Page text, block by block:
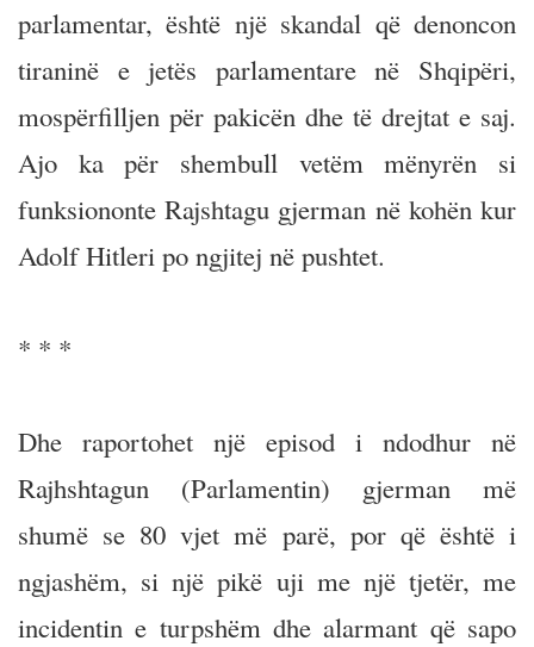
parlamentar, është një skandal që denoncon
tiraninë e jetës parlamentare në Shqipëri,
mospërfilljen për pakicën dhe të drejtat e saj.
Ajo ka për shembull vetëm mënyrën si
funksiononte Rajshtagu gjerman në kohën kur
Adolf Hitleri po ngjitej në pushtet.
* * *
Dhe raportohet një episod i ndodhur në
Rajhshtagun (Parlamentin) gjerman më
shumë se 80 vjet më parë, por që është i
ngjashëm, si një pikë uji me një tjetër, me
incidentin e turpshëm dhe alarmant që sapo